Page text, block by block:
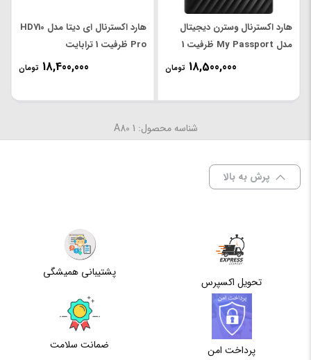
حافظه
قابل حمل
باسیم
در برابر
آب
می باشد
مقاوم در
می باشد
مقاوم در
هارد اکسترنال وسترن دیجیتال
مدل My Passport ظرفیت 1
18,500,000 تومان
هارد اکسترنال ای دیتا مدل HD710
Pro ظرفیت 1 ترابایت
18,400,000 تومان
شناسه محصول: A80 1
پرش به بالا
تحویل اکسپرس
پشتیبانی همیشگی
پرداخت امن ضمانت سلامت